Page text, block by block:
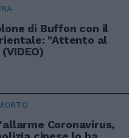
di Buffon con il
"Attento al
Coronavirus,